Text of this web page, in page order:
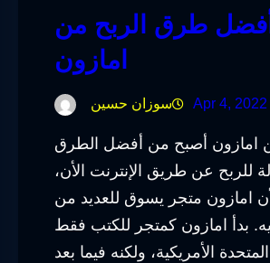
أفضل طرق الربح من
امازون
سوزان حسين Apr 4, 2022
امازون أصبح من أفضل الطرق
للربح عن طريق الإنترنت الأن،
امازون متجر يسوق للعديد من
بدأ امازون كمتجر للكتب فقط
الأمريكية، ولكنه فيما بعد